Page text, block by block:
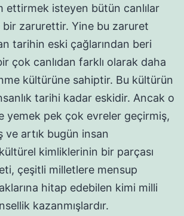
ettirmek isteyen bütün canlılar
bir zarurettir. Yine bu zaruret
tarihin eski çağlarından beri
çok canlıdan farklı olarak daha
kültürüne sahiptir. Bu kültürün
tarihi kadar eskidir. Ancak o
yemek pek çok evreler geçirmiş,
ve artık bugün insan
kimliklerinin bir parçası
çeşitli milletlere mensup
hitap edebilen kimi milli
kazanmışlardır.